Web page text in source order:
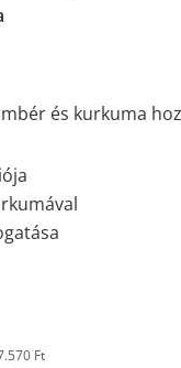
és kurkuma
Ft